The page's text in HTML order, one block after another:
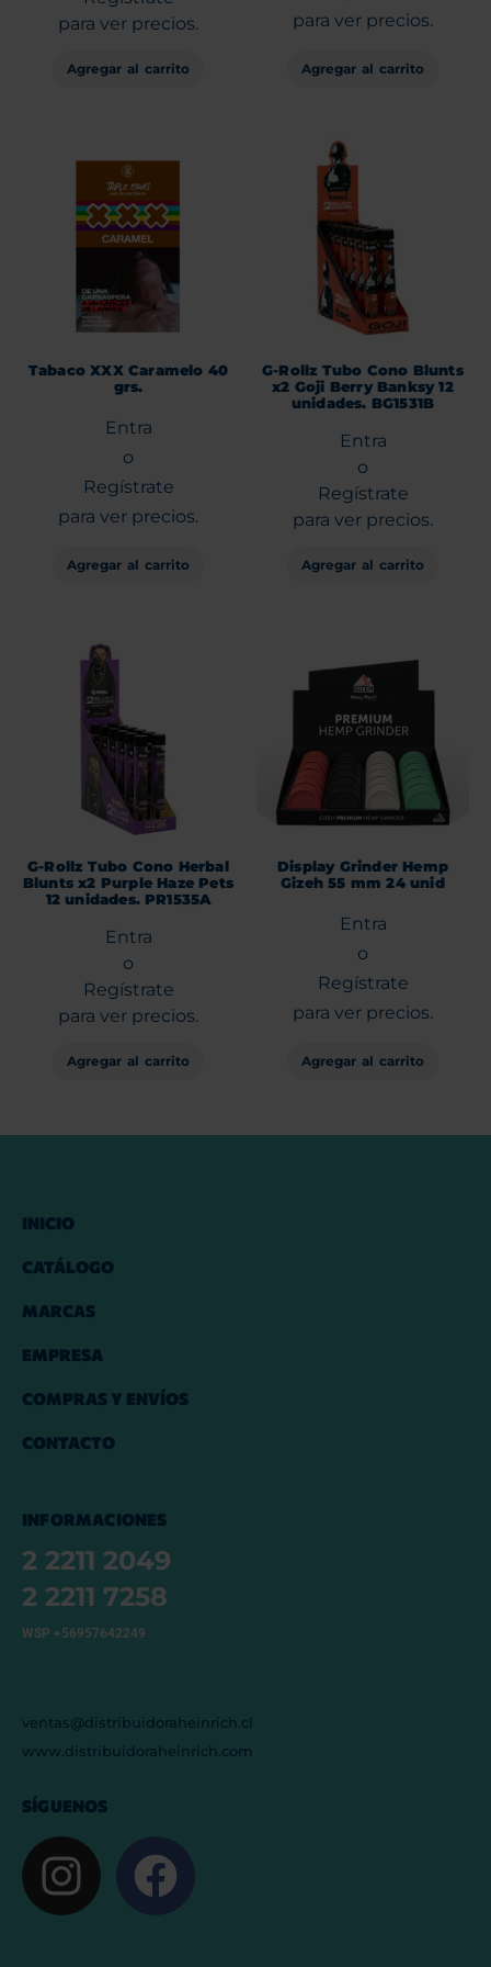
para ver precios.
Agregar al carrito
para ver precios.
Agregar al carrito
Tabaco XXX Caramelo 40
grs.
Entra
o
Regístrate
para ver precios.
Agregar al carrito
G-Rollz Tubo Cono Blunts
x2 Goji Berry Banksy 12
unidades. BG1531B
Entra
o
Regístrate
para ver precios.
Agregar al carrito
G-Rollz Tubo Cono Herbal
Blunts x2 Purple Haze Pets
12 unidades. PR1535A
Entra
o
Regístrate
para ver precios.
Agregar al carrito
Display Grinder Hemp
Gizeh 55 mm 24 unid
Entra
o
Regístrate
para ver precios.
Agregar al carrito
INICIO
CATÁLOGO
MARCAS
EMPRESA
COMPRAS Y ENVÍOS
CONTACTO
INFORMACIONES
2 2211 2049
2 2211 7258
WSP +56957642249
ventas@distribuidoraheinrich.cl
www.distribuidoraheinrich.com
SÍGUENOS